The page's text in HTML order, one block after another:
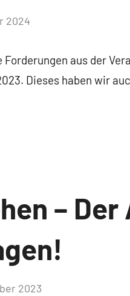
2024
aus der
Dieses haben wir
–
2023